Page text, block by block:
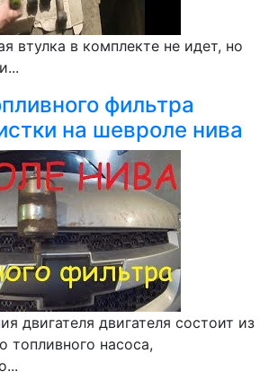
втулка в комплекте не идет, но
фильтра
на шевроле нива
двигателя двигателя состоит из
топливного насоса,